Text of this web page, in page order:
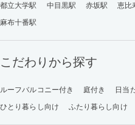
都立大学駅
中目黒駅 赤坂駅 恵比
麻布十番駅
こだわりから探す
ルーフバルコニー付き 庭付き 日当
ひとり暮らし向け
ふたり暮らし向け